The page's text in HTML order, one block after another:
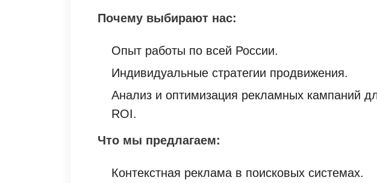
Почему выбирают нас:
Опыт работы по всей России.
Индивидуальные стратегии продвижения.
Анализ и оптимизация рекламных кампаний
ROI.
Что мы предлагаем:
Контекстная реклама в поисковых системах.